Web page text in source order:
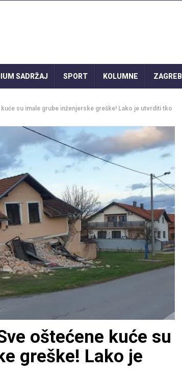
SADRŽAJ SPORT KOLUMNE ZAGREB
kuće su imale grube inženjerske greške! Lako je utvrditi tko
oštećene kuće su
greške! Lako je